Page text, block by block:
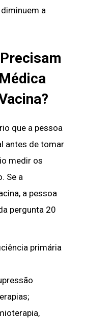
a
que a pessoa
antes de tomar
medir os
Se a
a pessoa
pergunta 20
primária